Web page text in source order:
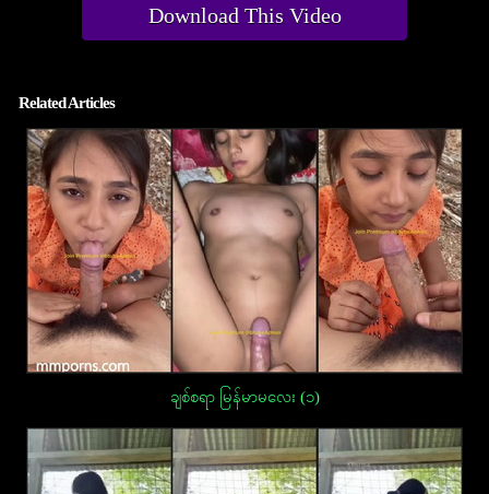
Download This Video
Related Articles
ချစ်စရာ မြန်မာမလေး (၁)